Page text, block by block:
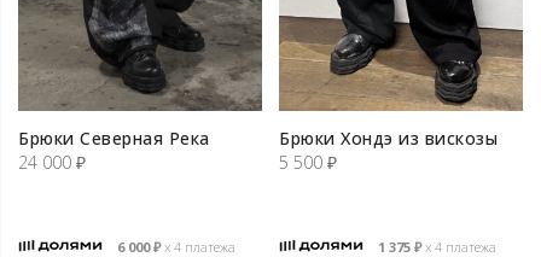
Брюки Северная Река
24 000 ₽
6 000₽х 4 платежа
Брюки Хондэ из вискозы
5 500 ₽
1 375 ₽х 4 платежа